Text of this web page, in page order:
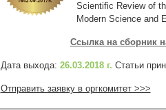
Scientific Review of
Modern Science and
Ссылка на сборник
Дата выхода: 26.03.2018 г. Статьи
Отправить заявку в оргкомитет >>>